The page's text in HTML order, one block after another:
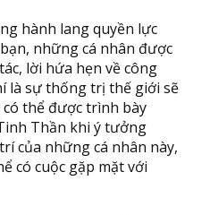
hành lang quyền lực
những cá nhân được
lời hứa hẹn về công
là sự thống trị thế giới sẽ
thể được trình bày
Thần khi ý tưởng
của những cá nhân này,
có cuộc gặp mặt với